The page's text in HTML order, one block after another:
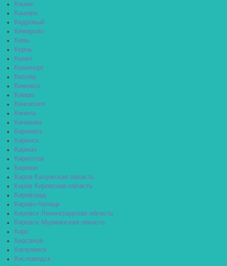
Кашин
Кашира
Кедровый
Кемерово
Кемь
Керчь
Кизел
Кизилюрт
Кизляр
Кимовск
Кимры
Кингисепп
Кинель
Кинешма
Киреевск
Киренск
Киржач
Кириллов
Кириши
Киров Калужская область
Киров Кировская область
Кировград
Кирово-Чепецк
Кировск Ленинградская область
Кировск Мурманская область
Кирс
Кирсанов
Киселёвск
Кисловодск